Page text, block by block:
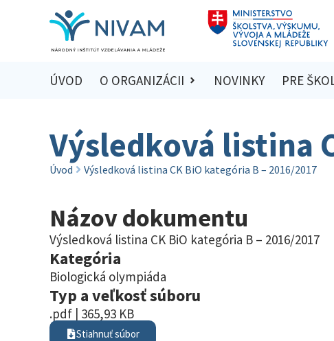
ÚVOD O ORGANIZÁCII NOVINKY PRE
Výsledková listina
Úvod Výsledková listina CK BiO kategória B – 2016/2017
Názov dokumentu
Výsledková listina CK BiO kategória B – 2016/2017
Kategória
Biologická olympiáda
Typ a veľkosť súboru
.pdf | 365,93 KB
Stiahnuť súbor